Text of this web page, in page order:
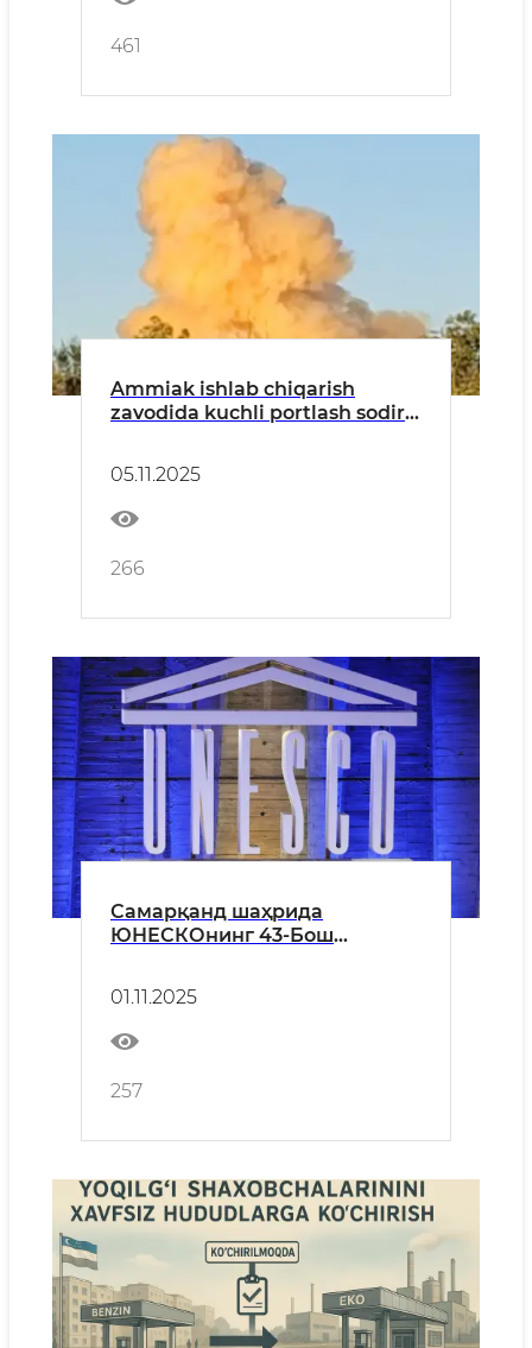
461
Ammiak ishlab chiqarish
zavodida kuchli portlash sodir
05.11.2025
266
Самарқанд шаҳрида
ЮНЕСКОнинг 43-Бош
01.11.2025
257